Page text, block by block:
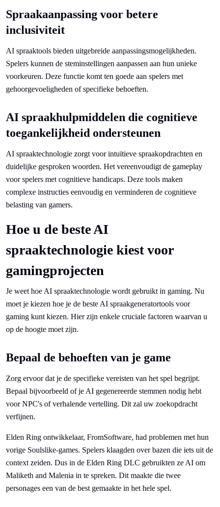
Spraakaanpassing voor betere
inclusiviteit
AI spraaktools bieden uitgebreide aanpassingsmogelijkheden.
Spelers kunnen de steminstellingen aanpassen aan hun unieke
voorkeuren. Deze functie komt ten goede aan spelers met
gehoorgevoeligheden of specifieke behoeften.
AI spraakhulpmiddelen die cognitieve
toegankelijkheid ondersteunen
AI spraaktechnologie zorgt voor intuïtieve spraakopdrachten en
duidelijke gesproken woorden. Het vereenvoudigt de gameplay
voor spelers met cognitieve handicaps. Deze tools maken
complexe instructies eenvoudig en verminderen de cognitieve
belasting van gamers.
Hoe u de beste AI
spraaktechnologie kiest voor
gamingprojecten
Je weet hoe AI spraaktechnologie wordt gebruikt in gaming. Nu
moet je kiezen hoe je de beste AI spraakgeneratortools voor
gaming kunt kiezen. Hier zijn enkele cruciale factoren waarvan u
op de hoogte moet zijn.
Bepaal de behoeften van je game
Zorg ervoor dat je de specifieke vereisten van het spel begrijpt.
Bepaal bijvoorbeeld of je AI gegenereerde stemmen nodig hebt
voor NPC's of verhalende vertelling. Dit zal uw zoekopdracht
verfijnen.
Elden Ring ontwikkelaar, FromSoftware, had problemen met hun
vorige Soulslike-games. Spelers klaagden over bazen die iets uit de
context zeiden. Dus in de Elden Ring DLC gebruikten ze AI om
Maliketh and Malenia in te spreken. Dit maakte die twee
personages een van de best gemaakte in het hele spel.